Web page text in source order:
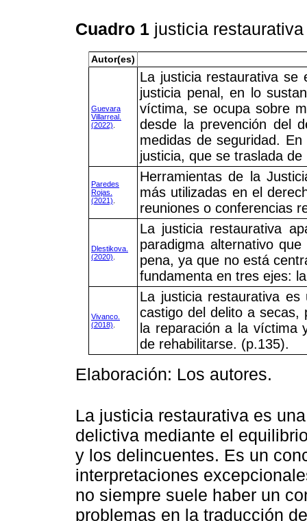
Cuadro 1 justicia
Autor(es)
Guevara
Villarreal.
(2022)
La justicia restaurativa se
justicia penal, en lo
víctima, se ocupa sobre
desde la prevención del
medidas de seguridad.
justicia, que se traslada
Paredes
Rojas.
(2021)
Herramientas de la
más utilizadas en el
reuniones o conferencias
Dlestikova.
(2020)
La justicia restaurativa
paradigma alternativo
pena, ya que no está
fundamenta en tres ejes:
Vivanco.
(2018)
La justicia restaurativa
castigo del delito a secas,
la reparación a la víctima
de rehabilitarse. (p.135).
Elaboración: Los autores.
La justicia restaurativa es
delictiva mediante el
y los delincuentes. Es un
interpretaciones
no siempre suele haber un
problemas en la traducción